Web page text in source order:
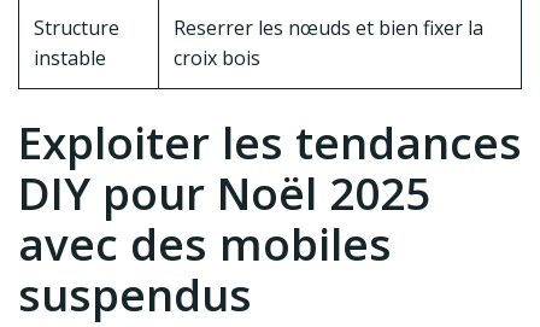
Structure
instable
Reserrer les nœuds et bien fixer la
croix bois
Exploiter les tendances
DIY pour Noël 2025
avec des mobiles
suspendus